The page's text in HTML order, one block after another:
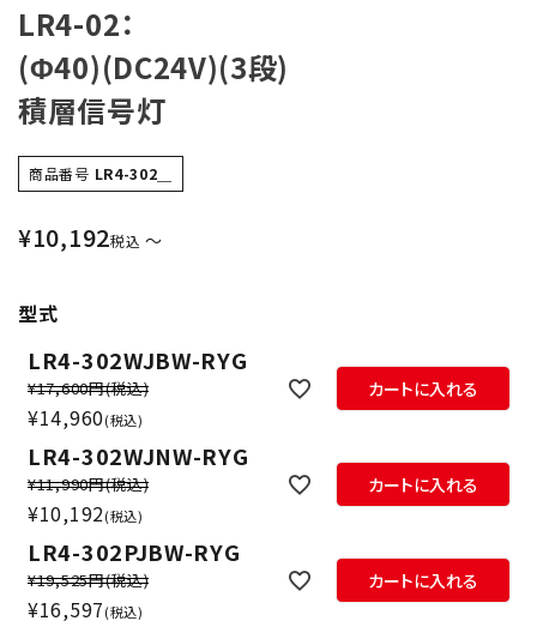
LR4-02：
(Φ40)(DC24V)(3段)
積層信号灯
商品番号 LR4-302＿
¥10,192税込 〜
型式
LR4-302WJBW-RYG
¥17,600円(税込)
¥14,960 税込
カートに入れる
LR4-302WJNW-RYG
¥11,990円(税込)
¥10,192 税込
カートに入れる
LR4-302PJBW-RYG
¥19,525円(税込)
¥16,597 税込
カートに入れる